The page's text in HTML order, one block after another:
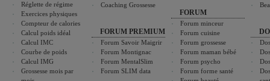
Réglette de régime
Exercices physiques
Compteur de calories
Calcul poids idéal
Calcul IMC
Courbe de poids
Calcul IMG
Grossesse mois par
Coaching Grossesse
FORUM PREMIUM
Forum Savoir Maigrir
Forum Montignac
Forum MentalSlim
Forum SLIM data
FORUM
Forum minceur
Forum cuisine
Forum grossesse
Forum maman bébé
Forum psycho
Forum forme santé